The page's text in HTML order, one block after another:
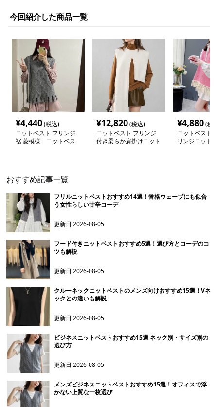
今回紹介した商品一覧
¥4,440(税込)
ニットベスト フリンジ
裾 菱模様 ニットベス
¥12,820(税込)
ニットベスト フリンジ
付き柔らか肩掛けニット
¥4,880(税
ニットベスト
リンジニット
おすすめ記事一覧
フリルニットベストおすすめ14選！骨格ウェーブにも似合
う女性らしい甘辛コーデ
更新日2026-08-05
フード付きニットベストおすすめ5選！選び方とコーデのコ
ツも解説
更新日2026-08-05
クルーネックニットベストのメンズ向けおすすめ15選！Vネ
ックとの違いも解説
更新日2026-08-05
ビジネスニットベストおすすめ15選 ネック別・サイズ別の
選び方
更新日2026-08-05
メンズビジネスニットベストおすすめ15選！オフィスで浮
かない上質な一枚選び